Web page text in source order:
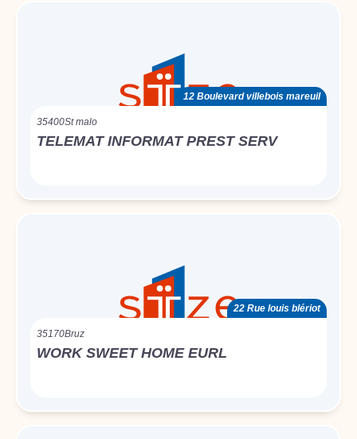
12 Boulevard villebois mareuil
35400St malo
TELEMAT INFORMAT PREST SERV
22 Rue louis blériot
35170Bruz
WORK SWEET HOME EURL